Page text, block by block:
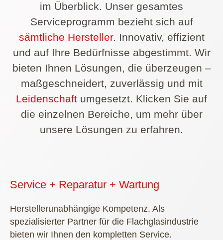
im Überblick. Unser gesamtes
Serviceprogramm bezieht sich auf
sämtliche Hersteller. Innovativ, effizient
und auf Ihre Bedürfnisse abgestimmt. Wir
bieten Ihnen Lösungen, die überzeugen –
maßgeschneidert, zuverlässig und mit
Leidenschaft umgesetzt. Klicken Sie auf
die einzelnen Bereiche, um mehr über
unsere Lösungen zu erfahren.
Service + Reparatur + Wartung
Herstellerunabhängige Kompetenz. Als
spezialisierter Partner für die Flachglasindustrie
bieten wir Ihnen den kompletten Service.